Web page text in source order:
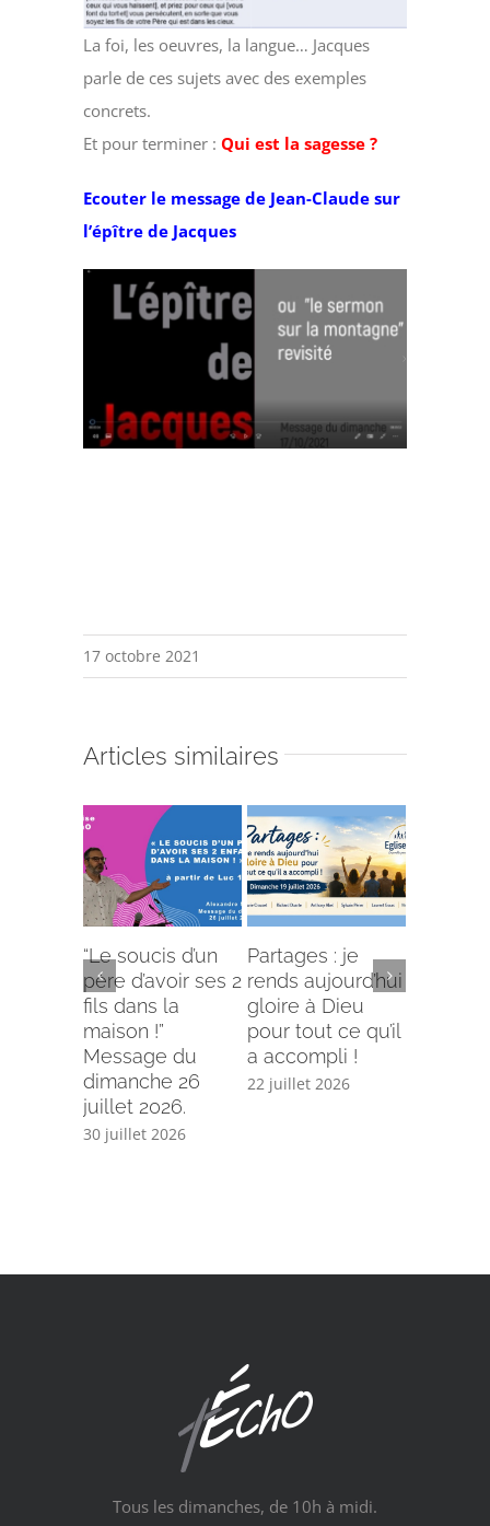
La foi, les oeuvres, la langue… Jacques
parle de ces sujets avec des exemples
concrets.
Et pour terminer :Qui est la sagesse ?
Ecouter le message de Jean-Claude sur
l’épître de Jacques
17 octobre 2021
Articles similaires
“Le soucis d’un
père d’avoir ses 2
fils dans la
maison !”
Message du
dimanche 26
juillet 2026.
30 juillet 2026
Partages : je
rends aujourd’hui
gloire à Dieu
pour tout ce qu’il
a accompli !
22 juillet 2026
Tous les dimanches, de 10h à midi.